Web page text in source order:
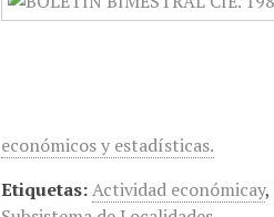
económicos y estadísticas.
Etiquetas:Actividad económicay,